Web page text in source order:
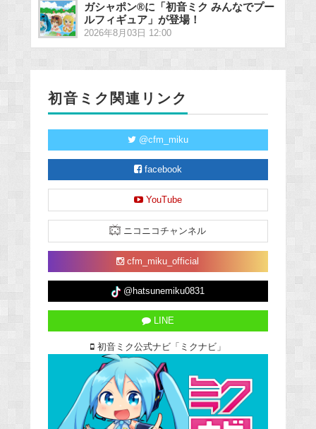
ガシャポン®に「初音ミク みんなでプー
ルフィギュア」が登場！
2026年8月03日 12:00
初音ミク関連リンク
@cfm_miku
facebook
YouTube
ニコニコチャンネル
cfm_miku_official
@hatsunemiku0831
LINE
初音ミク公式ナビ「ミクナビ」